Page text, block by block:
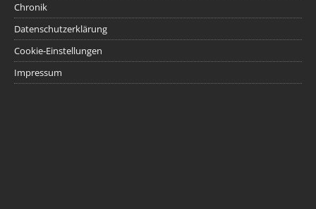
Chronik
Datenschutzerklärung
Cookie-Einstellungen
Impressum